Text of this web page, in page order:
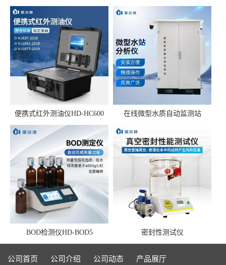
便携式红外测油仪HD-HC600 在线微型水质自动监测站
BOD检测仪HD-BOD5 密封性测试仪
公司首页 公司介绍 公司动态 产品展厅